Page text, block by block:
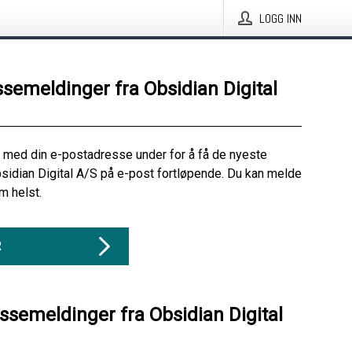
LOGG INN
fra Obsidian Digital
din e-postadresse under for å få de nyeste
Digital A/S på e-post fortløpende. Du kan melde
helst.
fra Obsidian Digital